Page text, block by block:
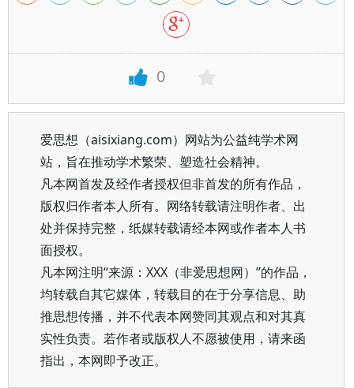
0
爱思想（aisixiang.com）网站为公益纯学术网
站，旨在推动学术繁荣、塑造社会精神。
凡本网首发及经作者授权但非首发的所有作品，
版权归作者本人所有。网络转载请注明作者、出
处并保持完整，纸媒转载请经本网或作者本人书
面授权。
凡本网注明“来源：XXX（非爱思想网）”的作品，
均转载自其它媒体，转载目的在于分享信息、助
推思想传播，并不代表本网赞同其观点和对其真
实性负责。若作者或版权人不愿被使用，请来函
指出，本网即予改正。